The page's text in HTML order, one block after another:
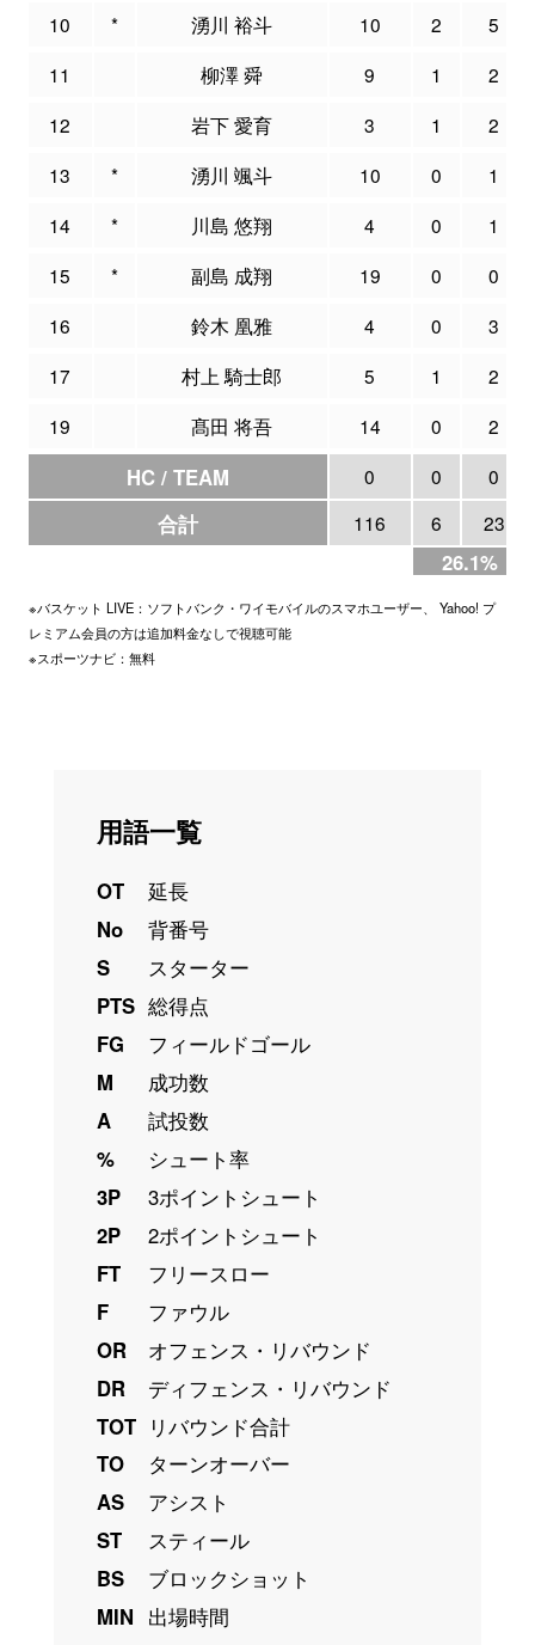
10 * 湧川 裕斗 10 2
5
11
柳澤 舜 9 1
2
12
岩下 愛育 3 1
2
13
* 湧川 颯斗 10 0
1
14
* 川島 悠翔 4 0
1
15
* 副島 成翔 19 0
0
16
鈴木 凰雅 4 0
3
17
村上 騎士郎 5 1
2
19
髙田 将吾 14 0 2
HC / TEAM 0 0 0
合計 116 6 23
26.1%
※バスケット LIVE：ソフトバンク・ワイモバイルのスマホユーザー、 Yahoo! プ
レミアム会員の方は追加料金なしで視聴可能
※スポーツナビ：無料
用語一覧
OT
延長
No
背番号
S
スターター
PTS 総得点
FG
フィールドゴール
M
成功数
A
試投数
%
シュート率
3P
3ポイントシュート
2P
2ポイントシュート
FT
フリースロー
F
ファウル
OR
オフェンス・リバウンド
DR
ディフェンス・リバウンド
TOT リバウンド合計
TO
ターンオーバー
AS
アシスト
ST
スティール
BS
ブロックショット
MIN 出場時間